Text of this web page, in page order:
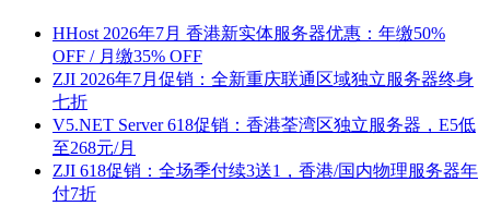
HHost 2026年7月 香港新实体服务器优惠：年缴50%
OFF / 月缴35% OFF
ZJI 2026年7月促销：全新重庆联通区域独立服务器终身
七折
V5.NET Server 618促销：香港荃湾区独立服务器，E5低
至268元/月
ZJI 618促销：全场季付续3送1，香港/国内物理服务器年
付7折